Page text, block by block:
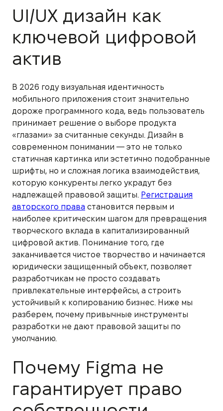
UI/UX дизайн как
ключевой цифровой
актив
В 2026 году визуальная идентичность
мобильного приложения стоит значительно
дороже программного кода, ведь пользователь
принимает решение о выборе продукта
«глазами» за считанные секунды. Дизайн в
современном понимании — это не только
статичная картинка или эстетично подобранные
шрифты, но и сложная логика взаимодействия,
которую конкуренты легко украдут без
надлежащей правовой защиты. Регистрация
авторского права становится первым и
наиболее критическим шагом для превращения
творческого вклада в капитализированный
цифровой актив. Понимание того, где
заканчивается чистое творчество и начинается
юридически защищенный объект, позволяет
разработчикам не просто создавать
привлекательные интерфейсы, а строить
устойчивый к копированию бизнес. Ниже мы
разберем, почему привычные инструменты
разработки не дают правовой защиты по
умолчанию.
Почему Figma не
гарантирует право